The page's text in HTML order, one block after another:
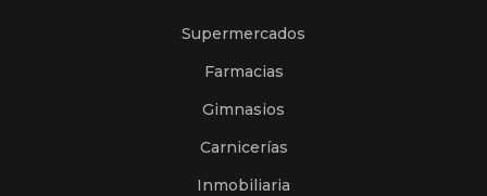
Supermercados
Farmacias
Gimnasios
Carnicerías
Inmobiliaria